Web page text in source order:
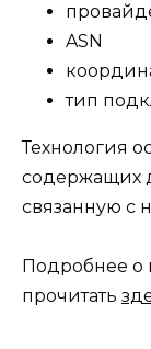
ASN
тип
Технология
содержащих
связанную
Подробнее о
прочитать